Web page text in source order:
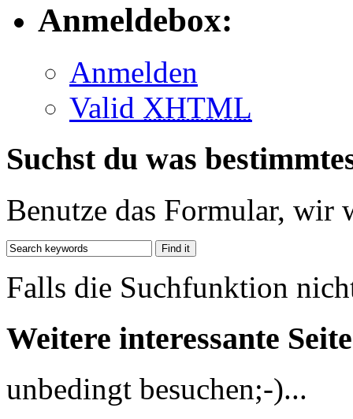
Anmeldebox:
Anmelden
Valid XHTML
Suchst du was
Benutze das Formular, wir
Falls die Suchfunktion
Weitere interessante
unbedingt besuchen;-)...